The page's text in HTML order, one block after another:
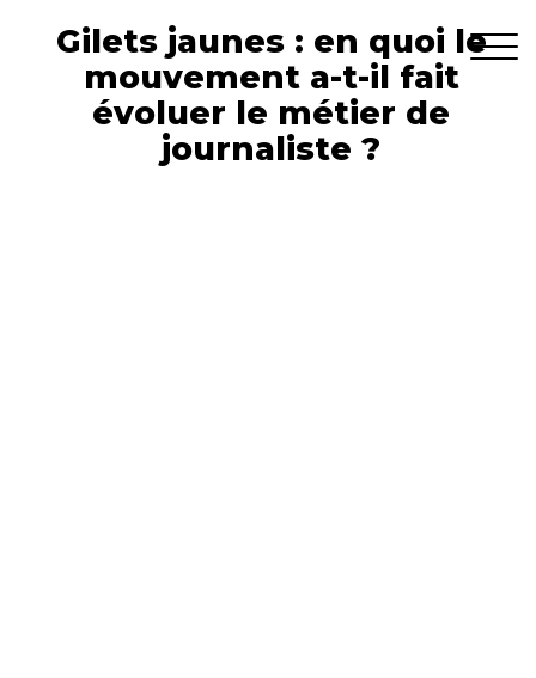
Gilets jaunes : en quoi le
mouvement a-t-il fait
évoluer le métier de
journaliste ?